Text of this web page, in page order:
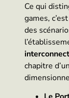
Ce qui
games, c’est
des
chapitre